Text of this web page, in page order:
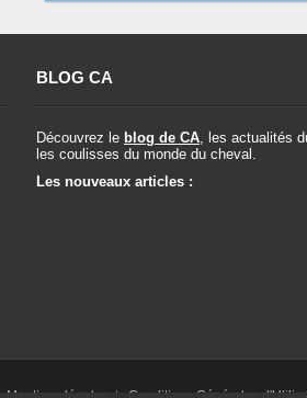
BLOG CA
Découvrez le blog de CA , les actualités
les coulisses du monde du cheval.
Les nouveaux articles :